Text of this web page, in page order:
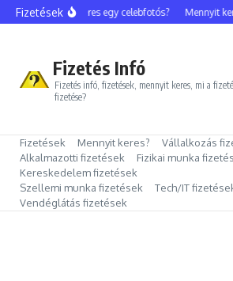
Ugrás a tartalomhoz
Fizetések
Mennyit keres egy celebfotós? Mennyit
Fizetés Infó
Fizetés infó, fizetések, mennyit keres, mi a
fizetése?
Fizetések Mennyit keres?
Vállalkozás
Alkalmazotti fizetések
Fizikai munka
Kereskedelem fizetések
Szellemi munka fizetések
Tech/IT
Vendéglátás fizetések